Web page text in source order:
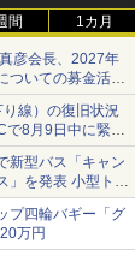
間 1カ月
彦会長、2027年
ついての募金活動
線）の復旧状況
で8月9日中に緊急
新型バス「キャン
」を発表 小型トラ
向けバス
プ四輪バギー「グ
万円